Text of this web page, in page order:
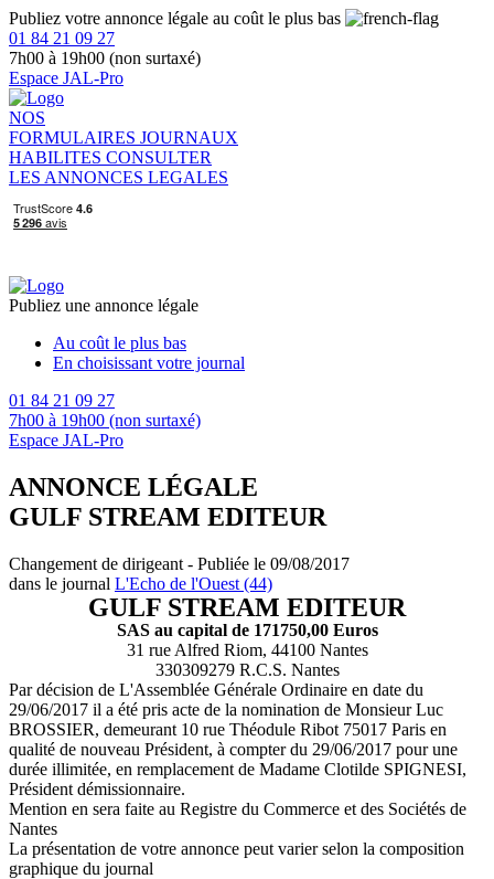
Publiez votre annonce légale au coût le plus bas
01 84 21 09 27
7h00 à 19h00 (non surtaxé)
Espace JAL-Pro
NOS
FORMULAIRES JOURNAUX
HABILITES CONSULTER
LES ANNONCES LEGALES
Publiez une annonce légale
Au coût le plus bas
En choisissant votre journal
01 84 21 09 27
7h00 à 19h00 (non surtaxé)
Espace JAL-Pro
ANNONCE LÉGALE
GULF STREAM EDITEUR
Changement de dirigeant - Publiée le 09/08/2017
dans le journal L'Echo de l'Ouest (44)
GULF STREAM EDITEUR
SAS au capital de 171750,00 Euros
31 rue Alfred Riom, 44100 Nantes
330309279 R.C.S. Nantes
Par décision de L'Assemblée Générale Ordinaire en date du
29/06/2017 il a été pris acte de la nomination de Monsieur Luc
BROSSIER, demeurant 10 rue Théodule Ribot 75017 Paris en
qualité de nouveau Président, à compter du 29/06/2017 pour une
durée illimitée, en remplacement de Madame Clotilde SPIGNESI,
Président démissionnaire.
Mention en sera faite au Registre du Commerce et des Sociétés de
Nantes
La présentation de votre annonce peut varier selon la composition
graphique du journal